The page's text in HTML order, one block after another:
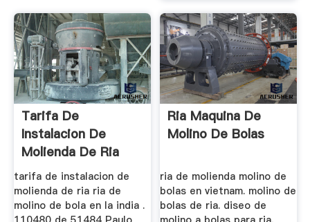
Tarifa De
Instalacion De
Molienda De Ria
tarifa de instalacion de
molienda de ria ria de
molino de bola en la india .
Ria Maquina De
Molino De Bolas
ria de molienda molino de
bolas en vietnam. molino de
bolas de ria. diseo de